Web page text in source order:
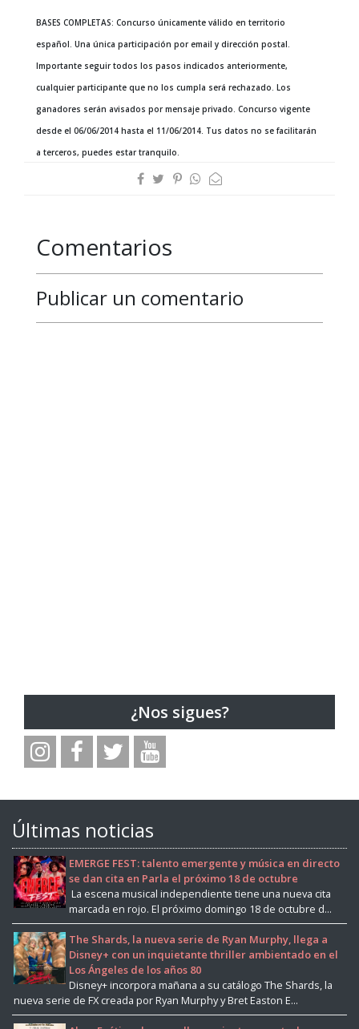
BASES COMPLETAS: Concurso únicamente válido en territorio
español. Una única participación por email y dirección postal.
Importante seguir todos los pasos indicados anteriormente,
cualquier participante que no los cumpla será rechazado. Los
ganadores serán avisados por mensaje privado. Concurso vigente
desde el 06/06/2014 hasta el 11/06/2014. Tus datos no se facilitarán
a terceros, puedes estar tranquilo.
Comentarios
Publicar un comentario
¿Nos sigues?
Últimas noticias
EMERGE FEST: talento emergente y música en directo
se dan cita en Parla el próximo 18 de octubre
La escena musical independiente tiene una nueva cita
marcada en rojo. El próximo domingo 18 de octubre d...
The Shards, la nueva serie de Ryan Murphy, llega a
Disney+ con un inquietante thriller ambientado en el
Los Ángeles de los años 80
Disney+ incorpora mañana a su catálogo The Shards, la
nueva serie de FX creada por Ryan Murphy y Bret Easton E...